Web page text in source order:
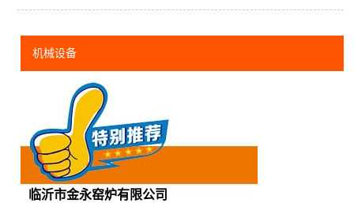
机械设备
临沂市金永窑炉有限公司